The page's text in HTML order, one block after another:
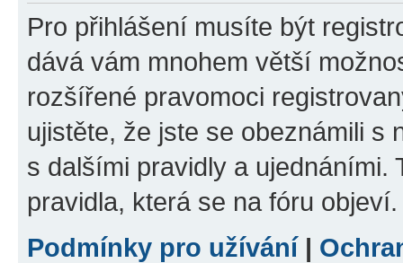
Pro přihlášení musíte být
dává vám mnohem větší
rozšířené pravomoci
ujistěte, že jste se obeznámili s
s dalšími pravidly a ujednáními.
pravidla, která se na fóru objeví.
Podmínky pro užívání|